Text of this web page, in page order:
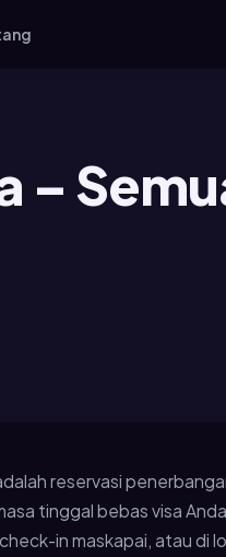
reservasi
tinggal bebas visa
in maskapai, atau di